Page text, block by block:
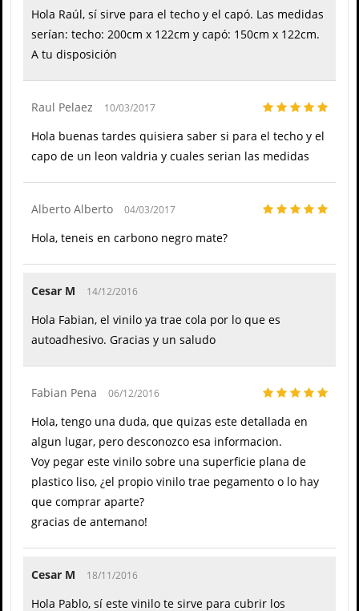
Hola Raúl, sí sirve para el techo y el capó. Las medidas
serían: techo: 200cm x 122cm y capó: 150cm x 122cm.
A tu disposición
Raul Pelaez 10/03/2017
Hola buenas tardes quisiera saber si para el techo y el
capo de un leon valdria y cuales serian las medidas
Alberto Alberto 04/03/2017
Hola, teneis en carbono negro mate?
Cesar M 14/12/2016
Hola Fabian, el vinilo ya trae cola por lo que es
autoadhesivo. Gracias y un saludo
Fabian Pena 06/12/2016
Hola, tengo una duda, que quizas este detallada en
algun lugar, pero desconozco esa informacion.
Voy pegar este vinilo sobre una superficie plana de
plastico liso, ¿el propio vinilo trae pegamento o lo hay
que comprar aparte?
gracias de antemano!
Cesar M 18/11/2016
Hola Pablo, sí este vinilo te sirve para cubrir los